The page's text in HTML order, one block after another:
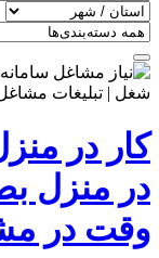
کار در
در منزل
وقت در